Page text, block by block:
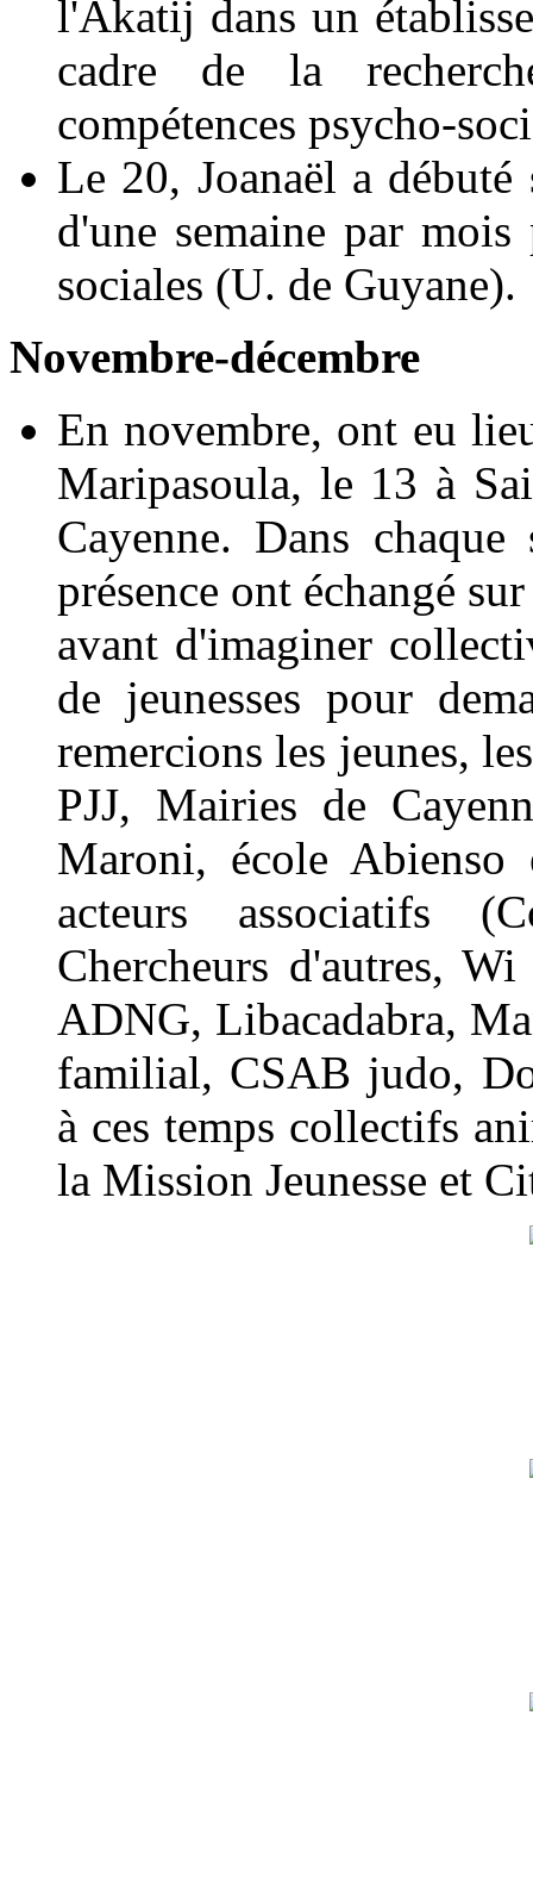
l'Akatij dans un
cadre de la
compétences psycho-
Le 20, Joanaël a
d'une semaine par
sociales (U. de Guyane).
Novembre-décembre
En novembre, ont eu
Maripasoula, le 13 à
Cayenne. Dans
présence ont échangé
avant d'imaginer
de jeunesses pour
remercions les jeunes,
PJJ, Mairies de
Maroni, école
acteurs associatifs
Chercheurs d'autres,
ADNG, Libacadabra,
familial, CSAB judo,
à ces temps collectifs
la Mission Jeunesse et